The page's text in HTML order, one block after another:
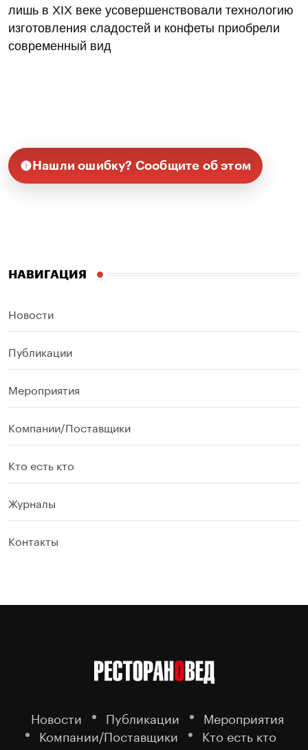
лишь в XIX веке усовершенствовали технологию
изготовления сладостей и конфеты приобрели
современный вид
Нашли ошибку? Сообщите об этом
НАВИГАЦИЯ
Новости
Публикации
Мероприятия
Компании/Поставщики
Кто есть кто
Журналы
Контакты
Новости Публикации
Мероприятия
Компании/Поставщики
Кто есть кто